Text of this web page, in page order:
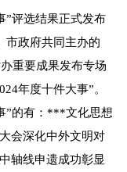
”评选结果正式发布
市政府共同主办的
重要成果发布专场
年度十件大事”。
”的有：***文化思想
会深化中外文明对
轴线申遗成功彰显